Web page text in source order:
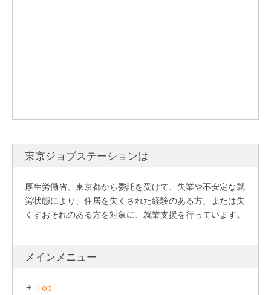
東京ジョブステーションは
厚生労働省、東京都から委託を受けて、失業や不安定な就
労状態により、住居を失くされた経験のある方、または失
くすおそれのある方を対象に、就業支援を行っています。
メインメニュー
Top